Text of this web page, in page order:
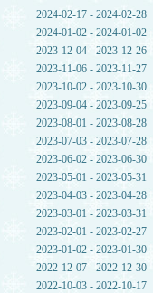
2024-02-17 - 2024-02-28
2024-01-02 - 2024-01-02
2023-12-04 - 2023-12-26
2023-11-06 - 2023-11-27
2023-10-02 - 2023-10-30
2023-09-04 - 2023-09-25
2023-08-01 - 2023-08-28
2023-07-03 - 2023-07-28
2023-06-02 - 2023-06-30
2023-05-01 - 2023-05-31
2023-04-03 - 2023-04-28
2023-03-01 - 2023-03-31
2023-02-01 - 2023-02-27
2023-01-02 - 2023-01-30
2022-12-07 - 2022-12-30
2022-10-03 - 2022-10-17